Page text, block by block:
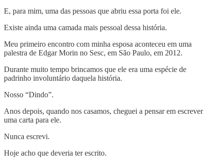
E, para mim, uma das pessoas que abriu essa porta foi ele.
Existe ainda uma camada mais pessoal dessa história.
Meu primeiro encontro com minha esposa aconteceu em uma
palestra de Edgar Morin no Sesc, em São Paulo, em 2012.
Durante muito tempo brincamos que ele era uma espécie de
padrinho involuntário daquela história.
Nosso “Dindo”.
Anos depois, quando nos casamos, cheguei a pensar em escrever
uma carta para ele.
Nunca escrevi.
Hoje acho que deveria ter escrito.